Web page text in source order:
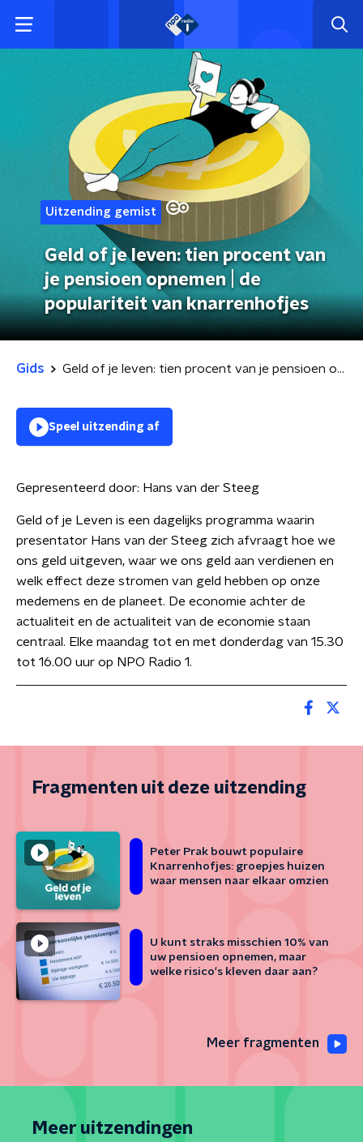
Uitzending gemist
Geld of je leven: tien procent van
je pensioen opnemen | de
populariteit van knarrenhofjes
Gids Geld of je leven: tien procent van je pensioen opnemen | de populariteit van knarrenhofjes
Speel uitzending af
Gepresenteerd door: Hans van der Steeg
Geld of je Leven is een dagelijks programma waarin
presentator Hans van der Steeg zich afvraagt hoe we
ons geld uitgeven, waar we ons geld aan verdienen en
welk effect deze stromen van geld hebben op onze
medemens en de planeet. De economie achter de
actualiteit en de actualiteit van de economie staan
centraal. Elke maandag tot en met donderdag van 15.30
tot 16.00 uur op NPO Radio 1.
Fragmenten uit deze uitzending
Peter Prak bouwt populaire
Knarrenhofjes: groepjes huizen
waar mensen naar elkaar omzien
U kunt straks misschien 10% van
uw pensioen opnemen, maar
welke risico's kleven daar aan?
Meer fragmenten
Meer uitzendingen